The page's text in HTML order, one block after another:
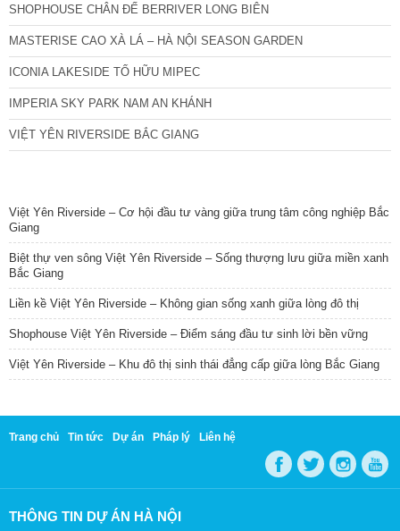
SHOPHOUSE CHÂN ĐẾ BERRIVER LONG BIÊN
MASTERISE CAO XÀ LÁ – HÀ NỘI SEASON GARDEN
ICONIA LAKESIDE TỐ HỮU MIPEC
IMPERIA SKY PARK NAM AN KHÁNH
VIỆT YÊN RIVERSIDE BẮC GIANG
Việt Yên Riverside – Cơ hội đầu tư vàng giữa trung tâm công nghiệp Bắc
Giang
Biệt thự ven sông Việt Yên Riverside – Sống thượng lưu giữa miền xanh
Bắc Giang
Liền kề Việt Yên Riverside – Không gian sống xanh giữa lòng đô thị
Shophouse Việt Yên Riverside – Điểm sáng đầu tư sinh lời bền vững
Việt Yên Riverside – Khu đô thị sinh thái đẳng cấp giữa lòng Bắc Giang
Trang chủ Tin tức Dự án Pháp lý Liên hệ
THÔNG TIN DỰ ÁN HÀ NỘI